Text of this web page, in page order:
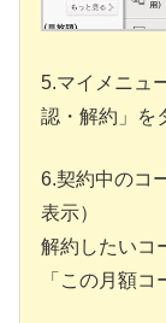
5.マイメニュ
認・解約」を
6.契約中のコ
表示）
解約したいコ
「この月額